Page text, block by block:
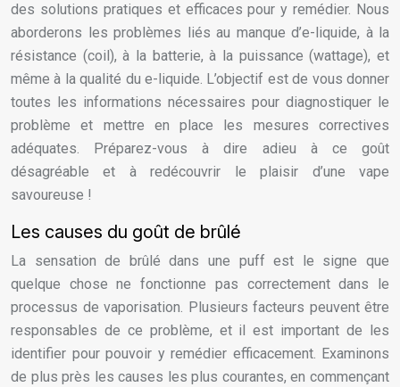
des solutions pratiques et efficaces pour y remédier. Nous
aborderons les problèmes liés au manque d’e-liquide, à la
résistance (coil), à la batterie, à la puissance (wattage), et
même à la qualité du e-liquide. L’objectif est de vous donner
toutes les informations nécessaires pour diagnostiquer le
problème et mettre en place les mesures correctives
adéquates. Préparez-vous à dire adieu à ce goût
désagréable et à redécouvrir le plaisir d’une vape
savoureuse !
Les causes du goût de brûlé
La sensation de brûlé dans une puff est le signe que
quelque chose ne fonctionne pas correctement dans le
processus de vaporisation. Plusieurs facteurs peuvent être
responsables de ce problème, et il est important de les
identifier pour pouvoir y remédier efficacement. Examinons
de plus près les causes les plus courantes, en commençant